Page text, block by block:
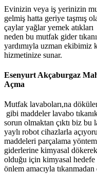
Evinizin veya iş yerinizin
gelmiş hatta geriye taşmış
çaylar yağlar yemek atıkları
neden bu mutfak gider
yardımıyla uzman ekibimiz
hizmetinize sunar.
Esenyurt Akçaburgaz
Açma
Mutfak lavaboları,na
gibi maddeler lavabo
sorun olmaktan çıktı biz bu
yaylı robot cihazlarla
maddeleri parçalama
giderlerine kimyasal
olduğu için kimyasal
önlem amacıyla